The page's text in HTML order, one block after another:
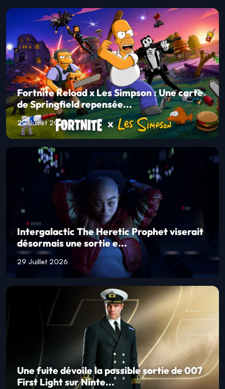
Fortnite Reload x Les Simpson : Une carte
de Springfield repensée...
29 Juillet 2026
Intergalactic The Heretic Prophet viserait
désormais une sortie e...
29 Juillet 2026
Une fuite dévoile la possible sortie de 007
First Light sur Ninte...